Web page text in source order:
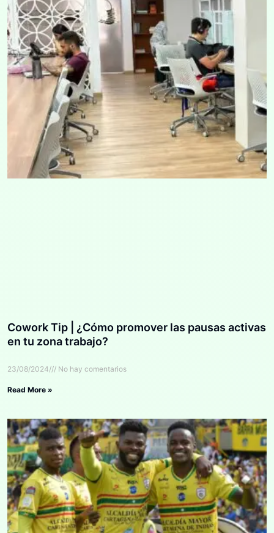
Cowork Tip | ¿Cómo promover las pausas activas
en tu zona trabajo?
23/08/2024 No hay comentarios
Read More »